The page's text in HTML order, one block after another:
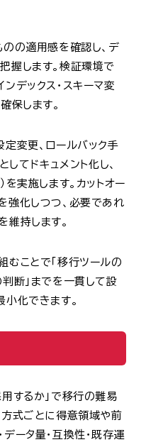
の適用感を確認し、デ
握します。検証環境で
デックス・スキーマ変
保します。
変更、ロールバック手
てドキュメント化し、
を実施します。カットオー
強化しつつ、必要であれ
維持します。
むことで「移行ツールの
断」までを一貫して設
小化できます。
するか」で移行の難易
方式ごとに得意領域や前
ータ量・互換性・既存運